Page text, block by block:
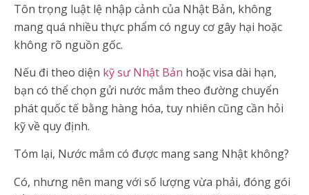
Tôn trọng luật lệ nhập cảnh của Nhật Bản, không
mang quá nhiều thực phẩm có nguy cơ gây hại hoặc
không rõ nguồn gốc.
Nếu đi theo diện kỹ sư Nhật Bản hoặc visa dài hạn,
bạn có thể chọn gửi nước mắm theo đường chuyển
phát quốc tế bằng hàng hóa, tuy nhiên cũng cần hỏi
kỹ về quy định.
Tóm lại, Nước mắm có được mang sang Nhật không?
Có, nhưng nên mang với số lượng vừa phải, đóng gói